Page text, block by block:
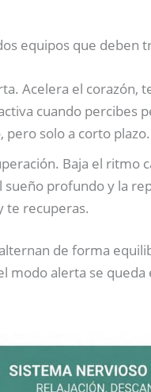
equipos que deben
Acelera el corazón,
cuando percibes
pero solo a corto plazo.
Baja el ritmo
profundo y la
te recuperas.
de forma
modo alerta se